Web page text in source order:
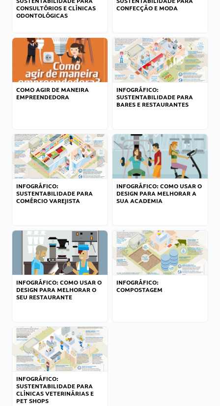
CONSULTÓRIOS E CLÍNICAS
ODONTOLÓGICAS
CONFECÇÃO E MODA
COMO AGIR DE MANEIRA
EMPREENDEDORA
INFOGRÁFICO:
SUSTENTABILIDADE PARA
BARES E RESTAURANTES
INFOGRÁFICO:
SUSTENTABILIDADE PARA
COMÉRCIO VAREJISTA
INFOGRÁFICO: COMO USAR O
DESIGN PARA MELHORAR A
SUA ACADEMIA
INFOGRÁFICO: COMO USAR O
DESIGN PARA MELHORAR O
SEU RESTAURANTE
INFOGRÁFICO:
COMPOSTAGEM
INFOGRÁFICO:
SUSTENTABILIDADE PARA
CLÍNICAS VETERINÁRIAS E
PET SHOPS